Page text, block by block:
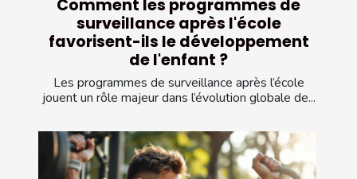
Comment les programmes de
surveillance après l'école
favorisent-ils le développement
de l'enfant ?
Les programmes de surveillance après l’école
jouent un rôle majeur dans l’évolution globale de...